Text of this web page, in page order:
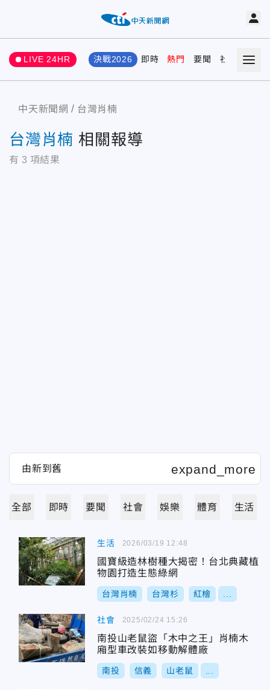
LIVE 24HR 決戰2026 即時 熱門 要聞 社會 娛樂
中天新聞網 台灣肖楠
台灣肖楠 相關報導
有 3 項結果
全部 即時 要聞 社會 娛樂 體育 生活
生活
國寶級造林樹種大揭密！台北典藏植
物園打造生態綠網
台灣肖楠 台灣杉 紅檜
2026/03/19 12:48
社會
南投山老鼠盜「木中之王」肖楠木
廂型車改裝如移動解體廠
南投 信義 山老鼠
2025/02/24 15:26